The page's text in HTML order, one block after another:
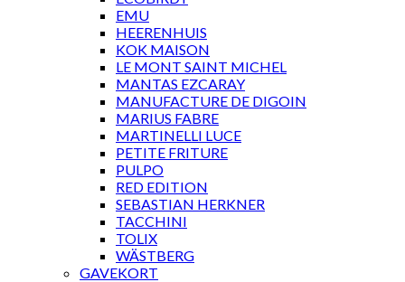
EMU
HEERENHUIS
KOK MAISON
LE MONT SAINT MICHEL
MANTAS EZCARAY
MANUFACTURE DE DIGOIN
MARIUS FABRE
MARTINELLI LUCE
PETITE FRITURE
PULPO
RED EDITION
SEBASTIAN HERKNER
TACCHINI
TOLIX
WÄSTBERG
GAVEKORT